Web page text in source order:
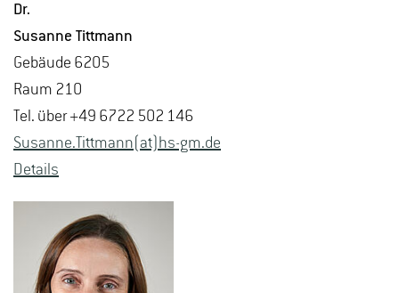
Dr.
Su­san­ne Titt­mann
Ge­bäu­de 6205
Raum 210
Tel. über +49 6722 502 146
Su­san­ne.Titt­mann(at)hs-​gm.​de
De­tails